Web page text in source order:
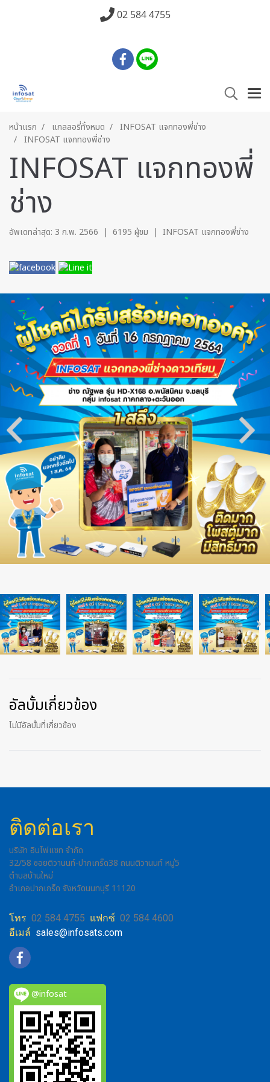
02 584 4755
หน้าแรก แกลลอรี่ทั้งหมด
INFOSAT แจกทองพี่ช่าง
INFOSAT แจกทองพี่ช่าง
INFOSAT แจกทองพี่
ช่าง
อัพเดทล่าสุด: 3 ก.พ. 2566 | 6195 ผู้ชม | INFOSAT แจกทองพี่ช่าง
อัลบั้มเกี่ยวข้อง
ไม่มีอัลบั้มที่เกี่ยวข้อง
ติดต่อเรา
บริษัท อินโฟแซท จำกัด
32/58 ซอยติวานนท์-ปากเกร็ด38 ถนนติวานนท์ หมู่5
ตำบลบ้านใหม่
อำเภอปากเกร็ด จังหวัดนนทบุรี 11120
โทร 02 584 4755 แฟกซ์ 02 584 4600
อีเมล์ sales@infosats.com
@infosat